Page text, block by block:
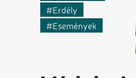
Erdély
Események